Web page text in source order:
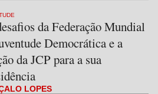
da Federação Mundial
Democrática e a
da JCP para a sua
LOPES